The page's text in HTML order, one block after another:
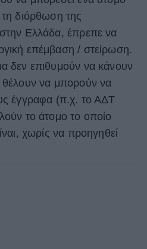
διόρθωση της
Ελλάδα, έπρεπε να
επέμβαση / στείρωση.
δεν επιθυμούν να κάνουν
θέλουν να μπορούν να
έγγραφα (π.χ. το ΑΔΤ
το άτομο το οποίο
χωρίς να προηγηθεί